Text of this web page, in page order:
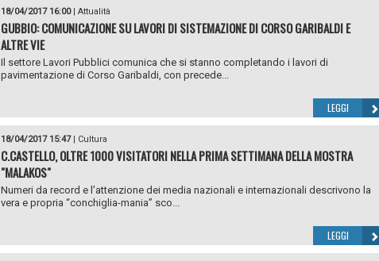
18/04/2017 16:00| Attualità
GUBBIO: COMUNICAZIONE SU LAVORI DI SISTEMAZIONE DI CORSO GARIBALDI E
ALTRE VIE
Il settore Lavori Pubblici comunica che si stanno completando i lavori di
pavimentazione di Corso Garibaldi, con precede...
LEGGI
18/04/2017 15:47| Cultura
C.CASTELLO, OLTRE 1000 VISITATORI NELLA PRIMA SETTIMANA DELLA MOSTRA
"MALAKOS"
Numeri da record e l’attenzione dei media nazionali e internazionali descrivono la
vera e propria “conchiglia-mania” sco...
LEGGI